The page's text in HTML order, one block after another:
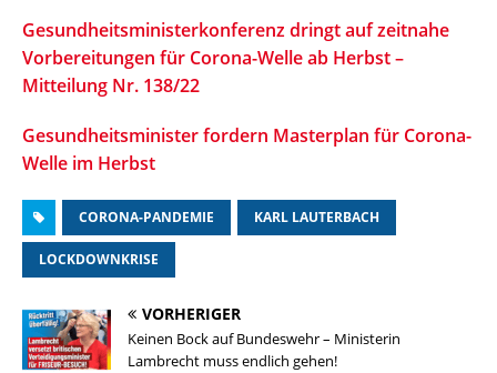
Gesundheitsministerkonferenz dringt auf zeitnahe
Vorbereitungen für Corona-Welle ab Herbst –
Mitteilung Nr. 138/22
Gesundheitsminister fordern Masterplan für Corona-
Welle im Herbst
CORONA-PANDEMIE KARL LAUTERBACH
LOCKDOWNKRISE
VORHERIGER
Keinen Bock auf Bundeswehr – Ministerin
Lambrecht muss endlich gehen!